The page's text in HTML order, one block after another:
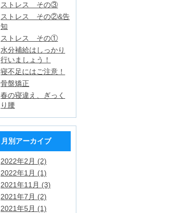
ストレス その③
ストレス その②&告
知
ストレス その①
水分補給はしっかり
行いましょう！
寝不足にはご注意！
骨盤矯正
春の寝違え、ぎっく
り腰
月別アーカイブ
2022年2月 (2)
2022年1月 (1)
2021年11月 (3)
2021年7月 (2)
2021年5月 (1)